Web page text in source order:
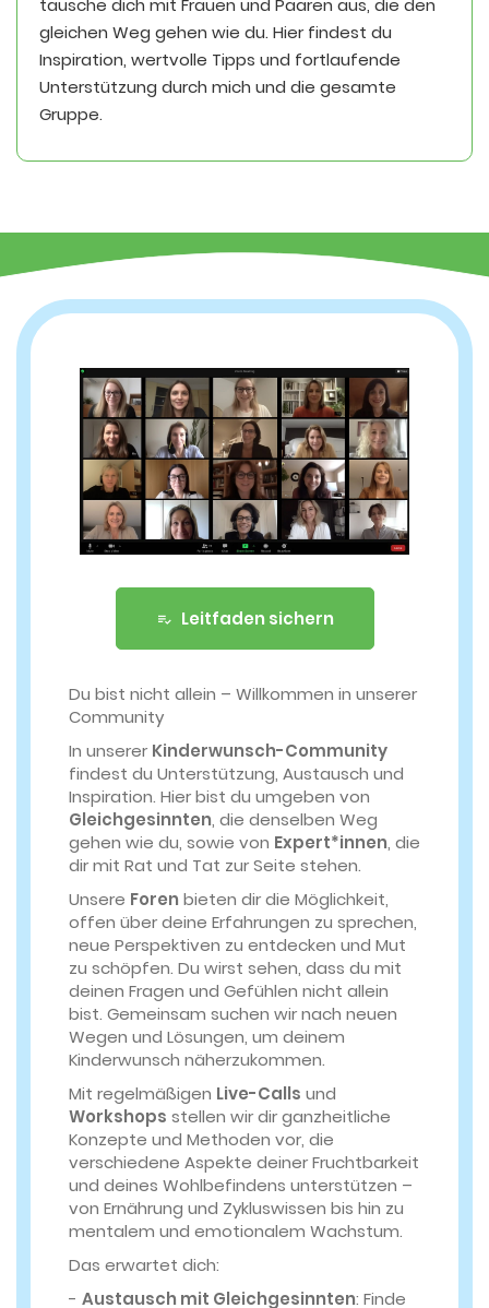
tausche dich mit Frauen und Paaren aus, die den
gleichen Weg gehen wie du. Hier findest du
Inspiration, wertvolle Tipps und fortlaufende
Unterstützung durch mich und die gesamte
Gruppe.
Leitfaden sichern
Du bist nicht allein – Willkommen in unserer
Community
In unserer Kinderwunsch-Community
findest du Unterstützung, Austausch und
Inspiration. Hier bist du umgeben von
Gleichgesinnten, die denselben Weg
gehen wie du, sowie von Expert*innen, die
dir mit Rat und Tat zur Seite stehen.
Unsere Foren bieten dir die Möglichkeit,
offen über deine Erfahrungen zu sprechen,
neue Perspektiven zu entdecken und Mut
zu schöpfen. Du wirst sehen, dass du mit
deinen Fragen und Gefühlen nicht allein
bist. Gemeinsam suchen wir nach neuen
Wegen und Lösungen, um deinem
Kinderwunsch näherzukommen.
Mit regelmäßigen Live-Calls und
Workshops stellen wir dir ganzheitliche
Konzepte und Methoden vor, die
verschiedene Aspekte deiner Fruchtbarkeit
und deines Wohlbefindens unterstützen –
von Ernährung und Zykluswissen bis hin zu
mentalem und emotionalem Wachstum.
Das erwartet dich:
- Austausch mit Gleichgesinnten: Finde